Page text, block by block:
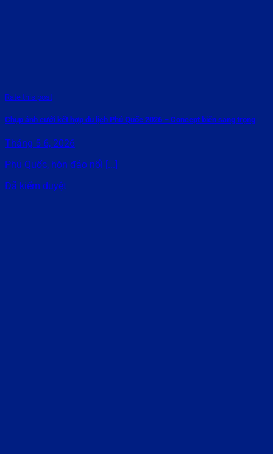
Rate this post
Chụp ảnh cưới kết hợp du lịch Phú Quốc 2026 – Concept biển sang trọng
Tháng 5 6, 2026
Phú Quốc, hòn đảo nổi [...]
Đã kiểm duyệt